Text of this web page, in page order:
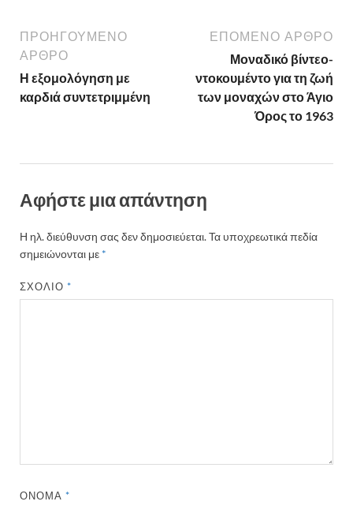
ΠΡΟΗΓΟΎΜΕΝΟ
ΆΡΘΡΟ
Η εξομολόγηση με
καρδιά συντετριμμένη
ΕΠΌΜΕΝΟ ΆΡΘΡΟ
Μοναδικό βίντεο-
ντοκουμέντο για τη ζωή
των μοναχών στο Άγιο
Όρος το 1963
Αφήστε μια απάντηση
Η ηλ. διεύθυνση σας δεν δημοσιεύεται.Τα υποχρεωτικά πεδία
σημειώνονται με *
ΣΧΌΛΙΟ*
ΌΝΟΜΑ*